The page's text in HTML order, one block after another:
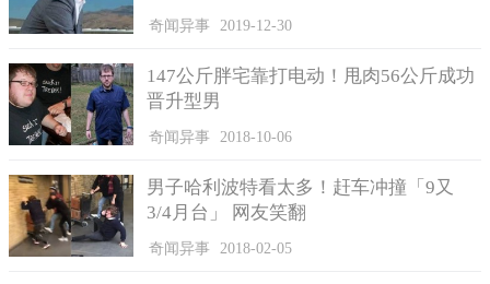
奇闻异事 2019-12-30
147公斤胖宅靠打电动！甩肉56公斤成功
晋升型男
奇闻异事 2018-10-06
男子哈利波特看太多！赶车冲撞「9又
3/4月台」 网友笑翻
奇闻异事 2018-02-05